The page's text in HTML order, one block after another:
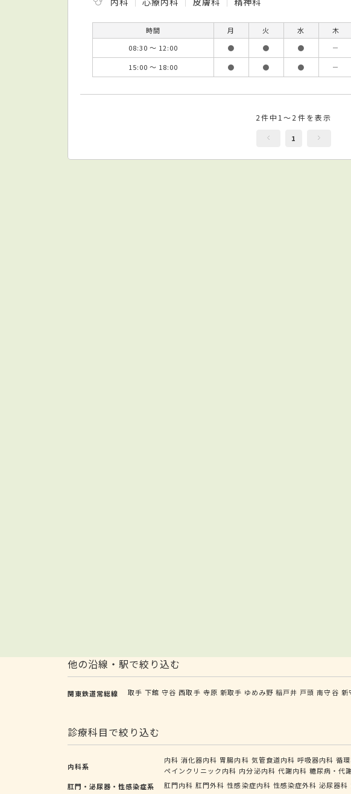
時間 月 火 水 木
08:30 ～ 12:00
● ● ● －
15:00 ～ 18:00
● ● ● －
2件中1～2件を表示
1
他の沿線・駅で絞り込む
関東鉄道常総線 取手 下館 守谷 西取手 寺原 新取手 ゆめみ野 稲戸井 戸頭 南守谷 新
診療科目で絞り込む
内科系
内科 消化器内科 胃腸内科 気管食道内科 呼吸器内科 循
ペインクリニック内科 内分泌内科 代謝内科 糖尿病・代
肛門・泌尿器・性感染症系
肛門内科 肛門外科 性感染症内科 性感染症外科 泌尿器科